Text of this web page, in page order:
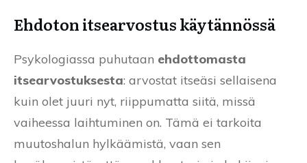
Ehdoton itsearvostus käytännössä
Psykologiassa puhutaan ehdottomasta
itsearvostuksesta: arvostat itseäsi sellaisena
kuin olet juuri nyt, riippumatta siitä, missä
vaiheessa laihtuminen on. Tämä ei tarkoita
muutoshalun hylkäämistä, vaan sen